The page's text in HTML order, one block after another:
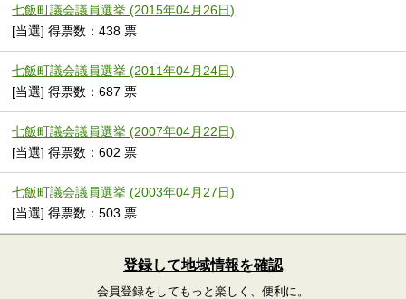
七飯町議会議員選挙 (2015年04月26日)
[当選] 得票数：438 票
七飯町議会議員選挙 (2011年04月24日)
[当選] 得票数：687 票
七飯町議会議員選挙 (2007年04月22日)
[当選] 得票数：602 票
七飯町議会議員選挙 (2003年04月27日)
[当選] 得票数：503 票
登録して地域情報を確認
会員登録をしてもっと楽しく、便利に。